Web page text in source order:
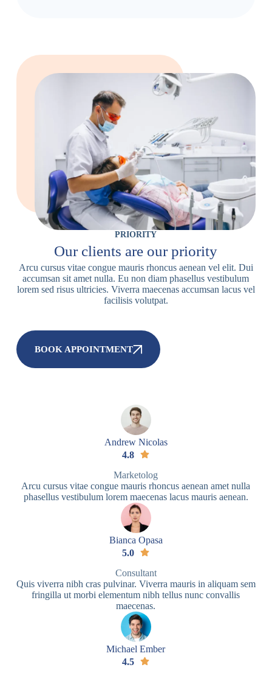
PRIORITY
Our clients are our priority
Arcu cursus vitae congue mauris rhoncus aenean vel elit. Dui
accumsan sit amet nulla. Eu non diam phasellus vestibulum
lorem sed risus ultricies. Viverra maecenas accumsan lacus vel
facilisis volutpat.
BOOK APPOINTMENT
Andrew Nicolas
4.8
Marketolog
Arcu cursus vitae congue mauris rhoncus aenean amet nulla
phasellus vestibulum lorem maecenas lacus mauris aenean.
Bianca Opasa
5.0
Consultant
Quis viverra nibh cras pulvinar. Viverra mauris in aliquam sem
fringilla ut morbi elementum nibh tellus nunc convallis
maecenas.
Michael Ember
4.5